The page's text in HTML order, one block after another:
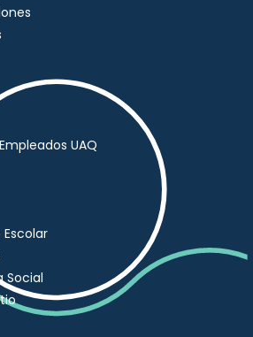
UAQ
Social